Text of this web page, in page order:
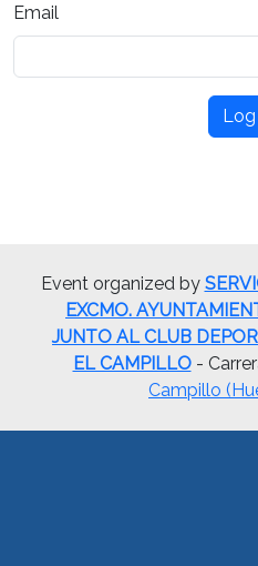
Email
Log
Event organized by
EXCMO.
JUNTO AL CLUB
EL CAMPILLO-
Campillo